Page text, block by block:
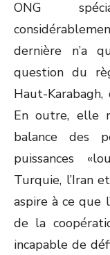
ONG
dernière n’a
question du
Haut-Karabagh,
En outre, elle
balance des
puissances
Turquie, l’Iran
aspire à ce que
de la
incapable de